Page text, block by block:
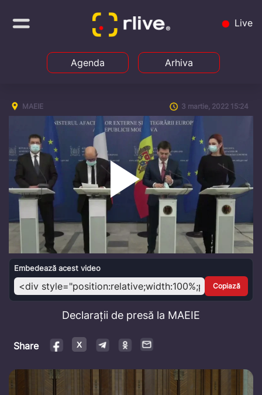
Live
Agenda Arhiva
MAEIE 3 martie, 2022 15:24
Play
Video
Embedează acest video
Copiază
Declarații de presă la MAEIE
Share